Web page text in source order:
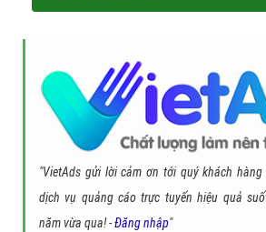
"VietAds gửi lời cảm ơn tới quý khách
dịch vụ quảng cáo trực tuyến hiệu quả
năm vừa qua! -Đăng nhập"